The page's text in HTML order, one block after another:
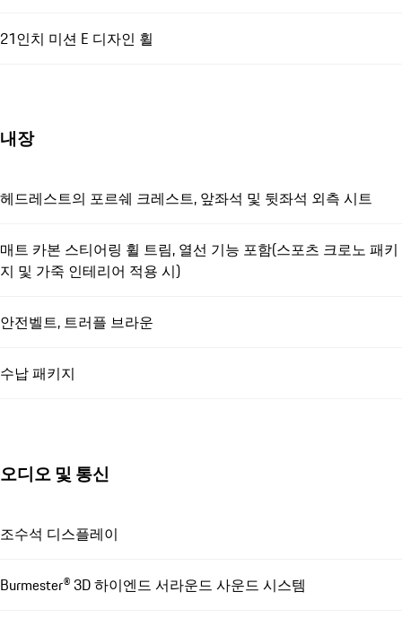
21인치 미션 E 디자인 휠
내장
헤드레스트의 포르쉐 크레스트, 앞좌석 및 뒷좌석 외측 시트
매트 카본 스티어링 휠 트림, 열선 기능 포함(스포츠 크로노 패키
지 및 가죽 인테리어 적용 시)
안전벨트, 트러플 브라운
수납 패키지
오디오 및 통신
조수석 디스플레이
Burmester® 3D 하이엔드 서라운드 사운드 시스템